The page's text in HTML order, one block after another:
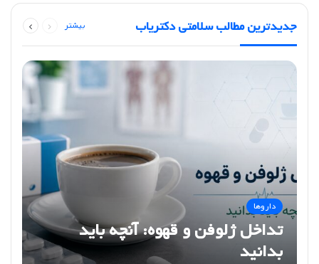
جدیدترین مطالب سلامتی دکتریاب بیشترصفحهصفحه
داروها
تداخل ژلوفن و قهوه: آنچه باید
بدانید